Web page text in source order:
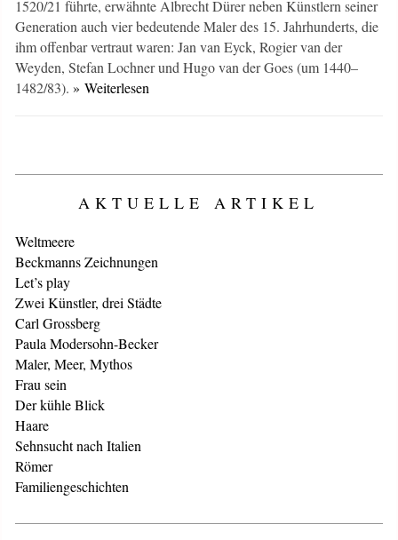
1520/21 führte, erwähnte Albrecht Dürer neben Künstlern seiner
Generation auch vier bedeutende Maler des 15. Jahrhunderts, die
ihm offenbar vertraut waren: Jan van Eyck, Rogier van der
Weyden, Stefan Lochner und Hugo van der Goes (um 1440–
1482/83).» Weiterlesen
AKTUELLE ARTIKEL
Weltmeere
Beckmanns Zeichnungen
Let’s play
Zwei Künstler, drei Städte
Carl Grossberg
Paula Modersohn-Becker
Maler, Meer, Mythos
Frau sein
Der kühle Blick
Haare
Sehnsucht nach Italien
Römer
Familiengeschichten